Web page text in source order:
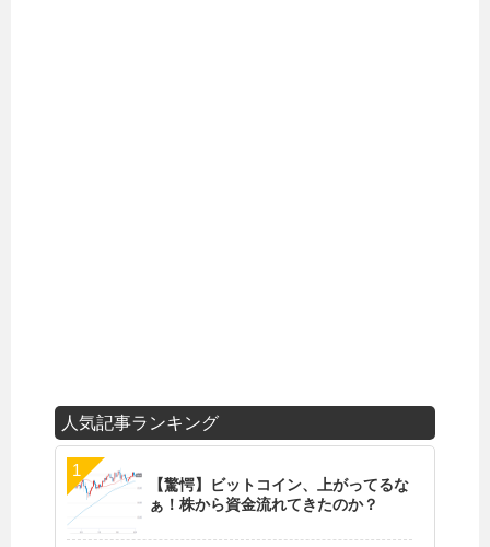
人気記事ランキング
【驚愕】ビットコイン、上がってるな
ぁ！株から資金流れてきたのか？